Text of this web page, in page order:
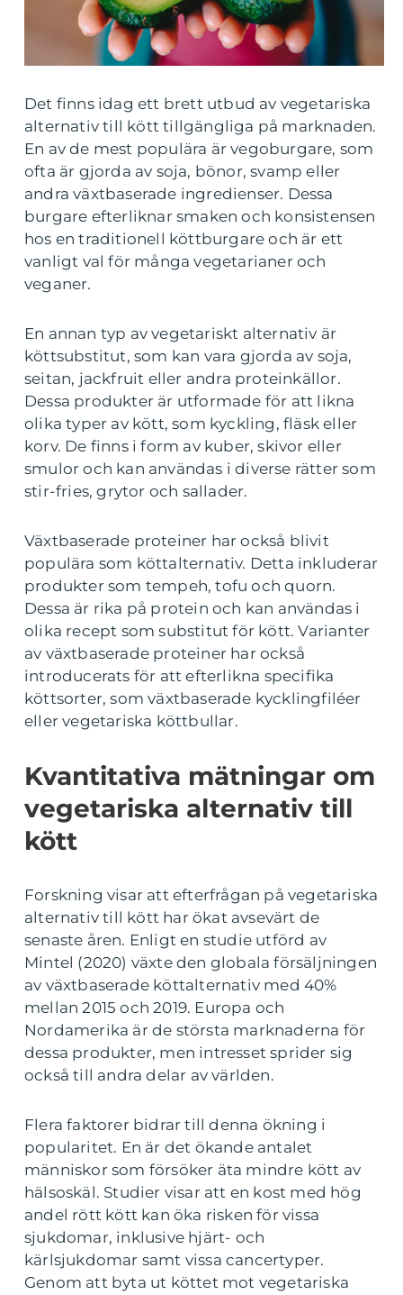
Det finns idag ett brett utbud av vegetariska
alternativ till kött tillgängliga på marknaden.
En av de mest populära är vegoburgare, som
ofta är gjorda av soja, bönor, svamp eller
andra växtbaserade ingredienser. Dessa
burgare efterliknar smaken och konsistensen
hos en traditionell köttburgare och är ett
vanligt val för många vegetarianer och
veganer.
En annan typ av vegetariskt alternativ är
köttsubstitut, som kan vara gjorda av soja,
seitan, jackfruit eller andra proteinkällor.
Dessa produkter är utformade för att likna
olika typer av kött, som kyckling, fläsk eller
korv. De finns i form av kuber, skivor eller
smulor och kan användas i diverse rätter som
stir-fries, grytor och sallader.
Växtbaserade proteiner har också blivit
populära som köttalternativ. Detta inkluderar
produkter som tempeh, tofu och quorn.
Dessa är rika på protein och kan användas i
olika recept som substitut för kött. Varianter
av växtbaserade proteiner har också
introducerats för att efterlikna specifika
köttsorter, som växtbaserade kycklingfiléer
eller vegetariska köttbullar.
Kvantitativa mätningar om
vegetariska alternativ till
kött
Forskning visar att efterfrågan på vegetariska
alternativ till kött har ökat avsevärt de
senaste åren. Enligt en studie utförd av
Mintel (2020) växte den globala försäljningen
av växtbaserade köttalternativ med 40%
mellan 2015 och 2019. Europa och
Nordamerika är de största marknaderna för
dessa produkter, men intresset sprider sig
också till andra delar av världen.
Flera faktorer bidrar till denna ökning i
popularitet. En är det ökande antalet
människor som försöker äta mindre kött av
hälsoskäl. Studier visar att en kost med hög
andel rött kött kan öka risken för vissa
sjukdomar, inklusive hjärt- och
kärlsjukdomar samt vissa cancertyper.
Genom att byta ut köttet mot vegetariska